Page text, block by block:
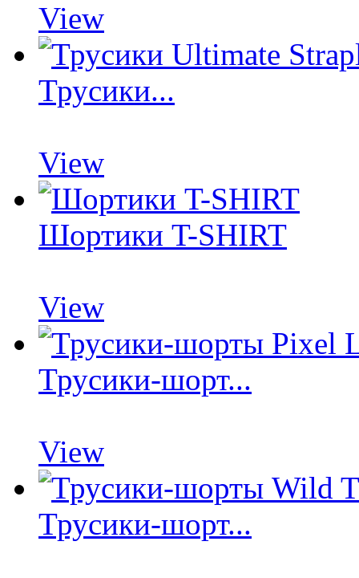
View
Трусики...
View
Шортики T-SHIRT
View
Трусики-шорт...
View
Трусики-шорт...